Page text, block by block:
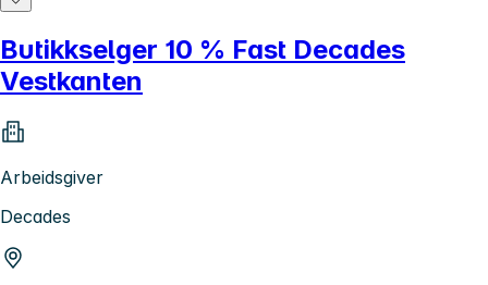
Butikkselger 10 % Fast Decades
Vestkanten
Arbeidsgiver
Decades